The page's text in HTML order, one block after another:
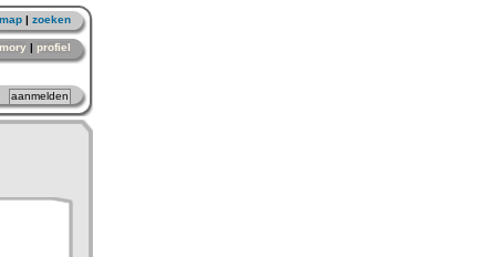
| zoeken
| profiel